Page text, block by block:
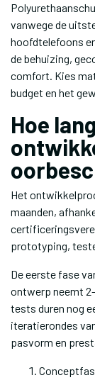
vanwege de
hoofdtelefoons
de behuizing,
comfort. Kies
budget en het
Hoe
Het
maanden,
prototyping,
De eerste fase
ontwerp neemt
tests duren nog
iteratierondes
pasvorm en